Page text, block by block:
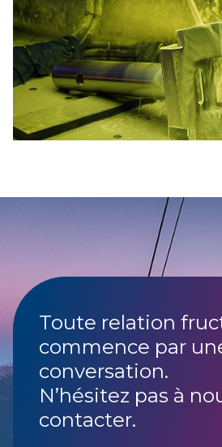
Toute relation
commence par
conversation.
N’hésitez pas à
contacter.